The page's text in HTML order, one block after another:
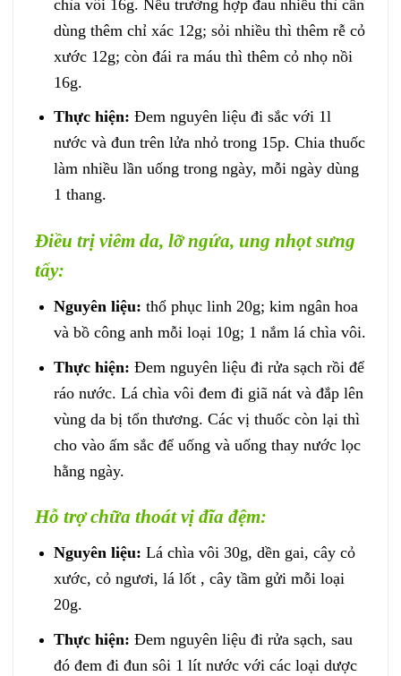
chìa vôi 16g. Nếu trường hợp đau nhiều thì cần
dùng thêm chỉ xác 12g; sỏi nhiều thì thêm rễ cỏ
xước 12g; còn đái ra máu thì thêm cỏ nhọ nồi
16g.
Thực hiện: Đem nguyên liệu đi sắc với 1l
nước và đun trên lửa nhỏ trong 15p. Chia thuốc
làm nhiều lần uống trong ngày, mỗi ngày dùng
1 thang.
Điều trị viêm da, lỡ ngứa, ung nhọt sưng
tấy:
Nguyên liệu: thổ phục linh 20g; kim ngân hoa
và bồ công anh mỗi loại 10g; 1 nắm lá chìa vôi.
Thực hiện: Đem nguyên liệu đi rửa sạch rồi để
ráo nước. Lá chìa vôi đem đi giã nát và đắp lên
vùng da bị tổn thương. Các vị thuốc còn lại thì
cho vào ấm sắc để uống và uống thay nước lọc
hằng ngày.
Hỗ trợ chữa thoát vị đĩa đệm:
Nguyên liệu: Lá chìa vôi 30g, dền gai, cây cỏ
xước, cỏ ngươi, lá lốt , cây tầm gửi mỗi loại
20g.
Thực hiện: Đem nguyên liệu đi rửa sạch, sau
đó đem đi đun sôi 1 lít nước với các loại dược